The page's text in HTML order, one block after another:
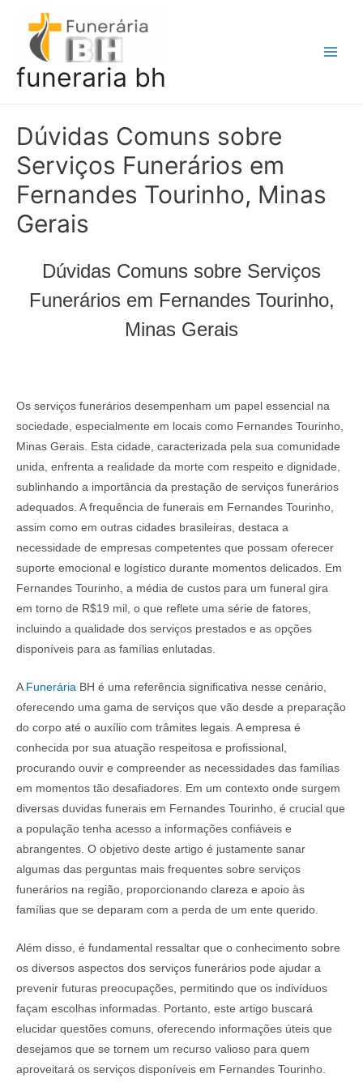
conteúdo
funeraria bh
Dúvidas Comuns sobre
Serviços Funerários em
Fernandes Tourinho, Minas
Gerais
Dúvidas Comuns sobre Serviços
Funerários em Fernandes Tourinho,
Minas Gerais
Os serviços funerários desempenham um papel essencial na
sociedade, especialmente em locais como Fernandes Tourinho,
Minas Gerais. Esta cidade, caracterizada pela sua comunidade
unida, enfrenta a realidade da morte com respeito e dignidade,
sublinhando a importância da prestação de serviços funerários
adequados. A frequência de funerais em Fernandes Tourinho,
assim como em outras cidades brasileiras, destaca a
necessidade de empresas competentes que possam oferecer
suporte emocional e logístico durante momentos delicados. Em
Fernandes Tourinho, a média de custos para um funeral gira
em torno de R$19 mil, o que reflete uma série de fatores,
incluindo a qualidade dos serviços prestados e as opções
disponíveis para as famílias enlutadas.
A Funerária BH é uma referência significativa nesse cenário,
oferecendo uma gama de serviços que vão desde a preparação
do corpo até o auxílio com trâmites legais. A empresa é
conhecida por sua atuação respeitosa e profissional,
procurando ouvir e compreender as necessidades das famílias
em momentos tão desafiadores. Em um contexto onde surgem
diversas duvidas funerais em Fernandes Tourinho, é crucial que
a população tenha acesso a informações confiáveis e
abrangentes. O objetivo deste artigo é justamente sanar
algumas das perguntas mais frequentes sobre serviços
funerários na região, proporcionando clareza e apoio às
famílias que se deparam com a perda de um ente querido.
Além disso, é fundamental ressaltar que o conhecimento sobre
os diversos aspectos dos serviços funerários pode ajudar a
prevenir futuras preocupações, permitindo que os indivíduos
façam escolhas informadas. Portanto, este artigo buscará
elucidar questões comuns, oferecendo informações úteis que
desejamos que se tornem um recurso valioso para quem
aproveitará os serviços disponíveis em Fernandes Tourinho.